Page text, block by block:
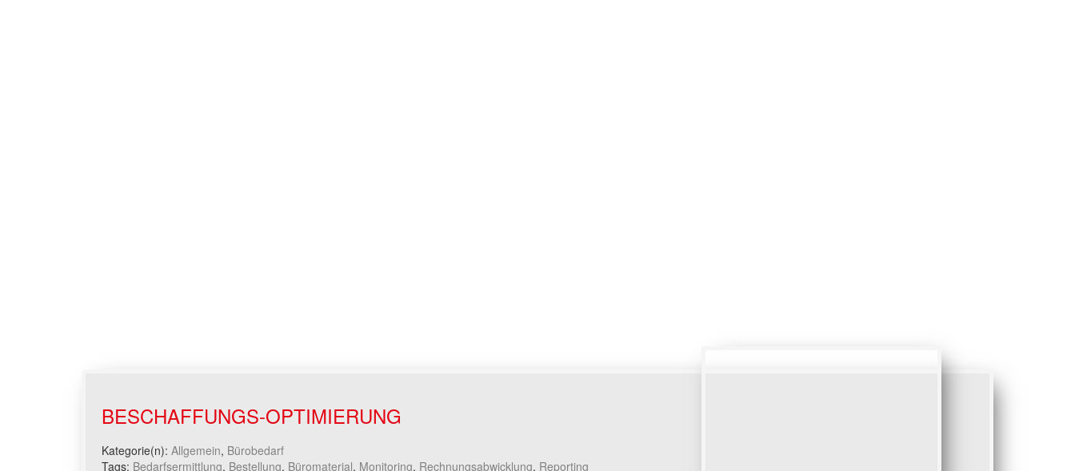
BESCHAFFUNGS-OPTIMIERUNG
Kategorie(n): Allgemein, Bürobedarf
Tags: Bedarfsermittlung, Bestellung, Büromaterial, Monitoring, Rechnungsabwicklung, Reporting